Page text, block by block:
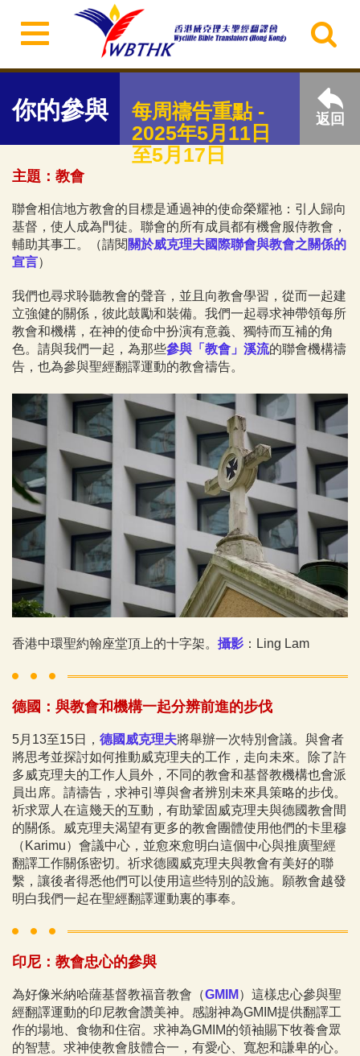
你的參與
每周禱告重點 -
2025年5月11日
至5月17日
返回
主題：教會
聯會相信地方教會的目標是通過神的使命榮耀祂：引人歸向
基督，使人成為門徒。聯會的所有成員都有機會服侍教會，
輔助其事工。（請閱 關於威克理夫國際聯會與教會之關係的
宣言）
我們也尋求聆聽教會的聲音，並且向教會學習，從而一起建
立強健的關係，彼此鼓勵和裝備。我們一起尋求神帶領每所
教會和機構，在神的使命中扮演有意義、獨特而互補的角
色。請與我們一起，為那些參與「教會」溪流的聯會機構禱
告，也為參與聖經翻譯運動的教會禱告。
香港中環聖約翰座堂頂上的十字架。 攝影 ：Ling Lam
德國：與教會和機構一起分辨前進的步伐
5月13至15日， 德國威克理夫將舉辦一次特別會議。與會者
將思考並探討如何推動威克理夫的工作，走向未來。除了許
多威克理夫的工作人員外，不同的教會和基督教機構也會派
員出席。請禱告，求神引導與會者辨別未來具策略的步伐。
祈求眾人在這幾天的互動，有助鞏固威克理夫與德國教會間
的關係。威克理夫渴望有更多的教會團體使用他們的卡里穆
（Karimu）會議中心，並愈來愈明白這個中心與推廣聖經
翻譯工作關係密切。祈求德國威克理夫與教會有美好的聯
繫，讓後者得悉他們可以使用這些特別的設施。願教會越發
明白我們一起在聖經翻譯運動裏的事奉。
印尼：教會忠心的參與
為好像米納哈薩基督教福音教會（GMIM ）這樣忠心參與聖
經翻譯運動的印尼教會讚美神。感謝神為GMIM提供翻譯工
作的場地、食物和住宿。求神為GMIM的領袖賜下牧養會眾
的智慧。求神使教會肢體合一，有愛心、寬恕和謙卑的心。